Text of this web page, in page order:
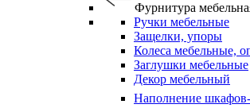
Фурнитура
Ручки мебельные
Защелки, упоры
Колеса мебельные,
Заглушки мебельные
Декор мебельный
Наполнение